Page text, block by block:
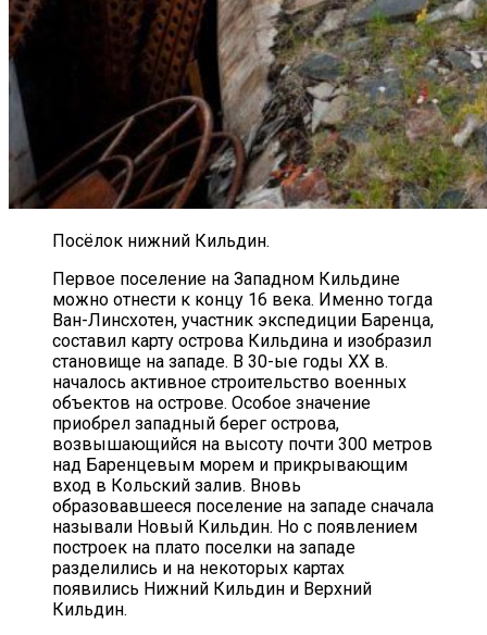
Посёлок нижний Кильдин.
Первое поселение на Западном Кильдине
можно отнести к концу 16 века. Именно тогда
Ван-Линсхотен, участник экспедиции Баренца,
составил карту острова Кильдина и изобразил
становище на западе. В 30-ые годы ХХ в.
началось активное строительство военных
объектов на острове. Особое значение
приобрел западный берег острова,
возвышающийся на высоту почти 300 метров
над Баренцевым морем и прикрывающим
вход в Кольский залив. Вновь
образовавшееся поселение на западе сначала
называли Новый Кильдин. Но с появлением
построек на плато поселки на западе
разделились и на некоторых картах
появились Нижний Кильдин и Верхний
Кильдин.